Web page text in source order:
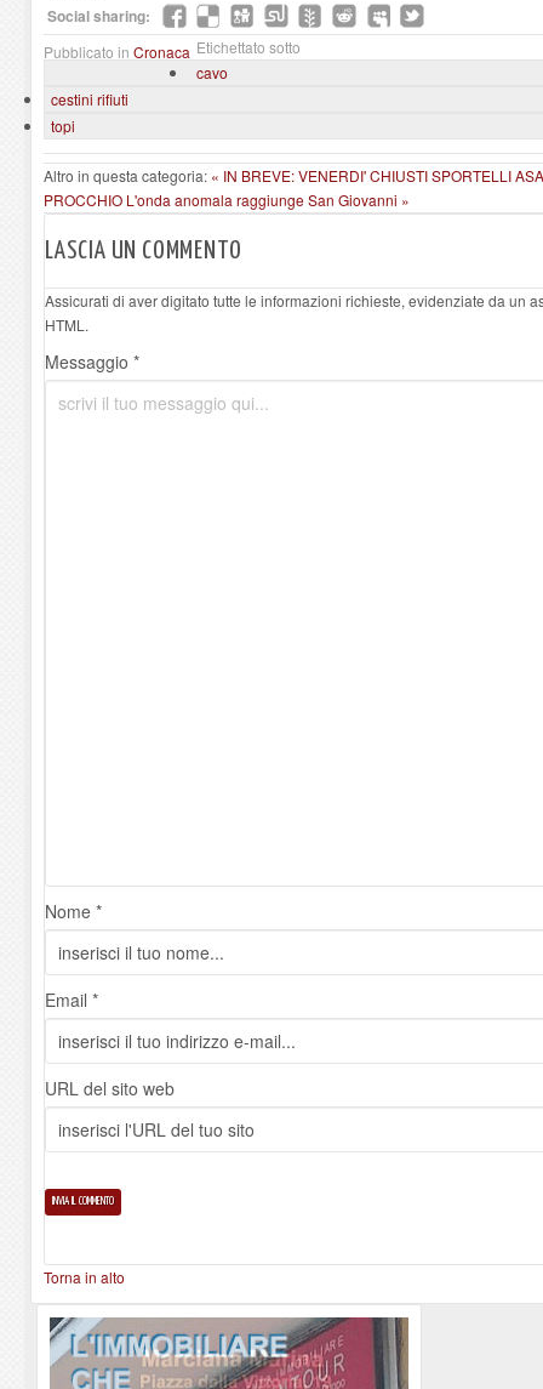
Social sharing:
Pubblicato in Cronaca Etichettato sotto
cavo
cestini rifiuti
topi
Altro in questa categoria: « IN BREVE: VENERDI' CHIUSTI SPORTELLI
PROCCHIO L'onda anomala raggiunge San Giovanni »
LASCIA UN COMMENTO
Assicurati di aver digitato tutte le informazioni richieste, evidenziate da un
HTML.
Messaggio *
Nome *
Email *
URL del sito web
Torna in alto